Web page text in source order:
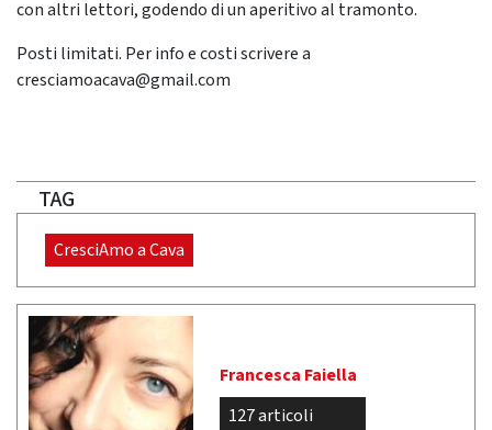
con altri lettori, godendo di un aperitivo al tramonto.
Posti limitati. Per info e costi scrivere a
cresciamoacava@gmail.com
TAG
CresciAmo a Cava
Francesca Faiella
127 articoli